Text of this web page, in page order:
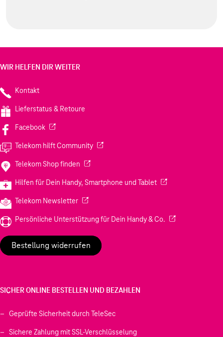
WIR HELFEN DIR WEITER
Kontakt
Lieferstatus & Retoure
Facebook(Wird in einem neuen Tab geöffnet)
Telekom hilft Community(Wird in einem neuen Tab geöffnet)
Telekom Shop finden (Wird in einem neuen Tab geöffnet)
Hilfen für Dein Handy, Smartphone und Tablet(Wird in einem
Telekom Newsletter(Wird in einem neuen Tab geöffnet)
Persönliche Unterstützung für Dein Handy & Co. (Wird in einem
Bestellung widerrufen
SICHER ONLINE BESTELLEN UND BEZAHLEN
Geprüfte Sicherheit durch TeleSec
Sichere Zahlung mit SSL-Verschlüsselung